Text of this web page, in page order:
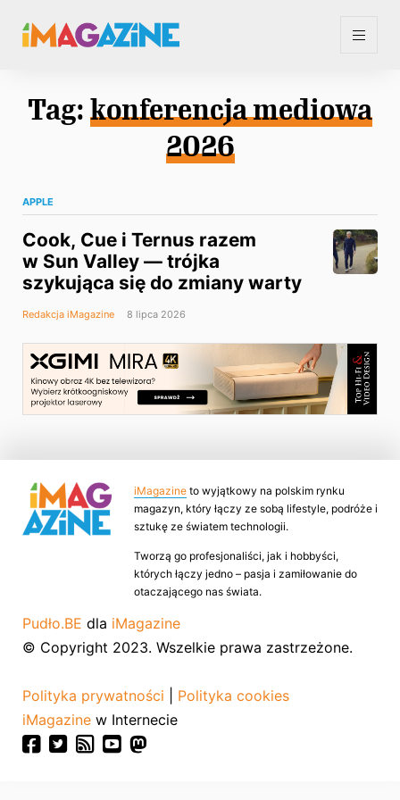
Tag: konferencja mediowa
2026
APPLE
Cook, Cue i Ternus razem
w Sun Valley — trójka
szykująca się do zmiany warty
Redakcja iMagazine 8 lipca 2026
iMagazine to wyjątkowy na polskim rynku
magazyn, który łączy ze sobą lifestyle, podróże i
sztukę ze światem technologii.
Tworzą go profesjonaliści, jak i hobbyści,
których łączy jedno – pasja i zamiłowanie do
otaczającego nas świata.
Pudło.BE dla iMagazine
© Copyright 2023. Wszelkie prawa zastrzeżone.
Polityka prywatności
Polityka cookies
iMagazine w Internecie